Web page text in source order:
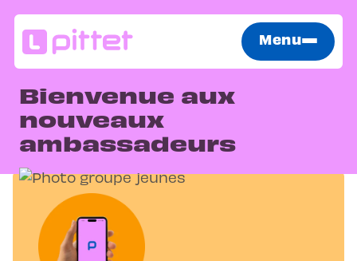
Menu
Bienvenue aux
nouveaux
ambassadeurs